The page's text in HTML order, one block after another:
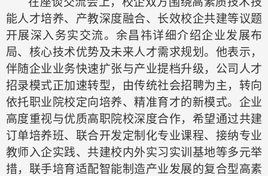
能人才培养、产教深度融合、长效校企共建等议题
开展深入务实交流。余昌祎详细介绍企业发展布
局、核心技术优势及未来人才需求规划。他表示，
伴随企业业务快速扩张与产业提档升级，公司人才
招录模式正加速转型，由传统社会招聘为主，转向
依托职业院校定向培养、精准育才的新模式。企业
高度重视与优质高职院校深度合作，希望通过共建
订单培养班、联合开发定制化专业课程、接纳专业
教师入企实践、共建校内外实习实训基地等多元举
措，联手培育适配智能制造产业发展的复合型高素